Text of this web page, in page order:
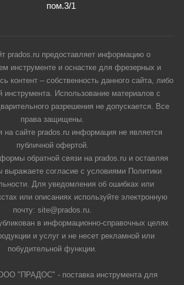
пом.3/1
prados.ru предоставляет информацию о
инструменте и оснастке для фрезерных и
контент – собственность данного сайта, либо
инструмента. Использование материалов с
разрешения не допускается. Все
права защищены.
на сайте prados.ru информация не является
публичной офертой.
обратной связи на prados.ru и оставляя
выражаете согласие с условиями Политики
Для уведомления об ошибках или
или описаниях используйте электронную
почту: site@prados.ru.
в информационно-справочных целях
и услуг и не несет рекламной или
побудительной функции.
"ПРАДОС" - поставка инструмента для